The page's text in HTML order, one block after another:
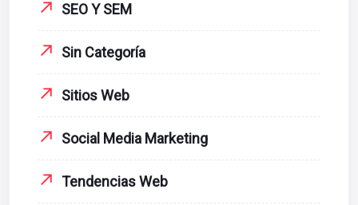
SEO Y SEM
Sin Categoría
Sitios Web
Social Media Marketing
Tendencias Web